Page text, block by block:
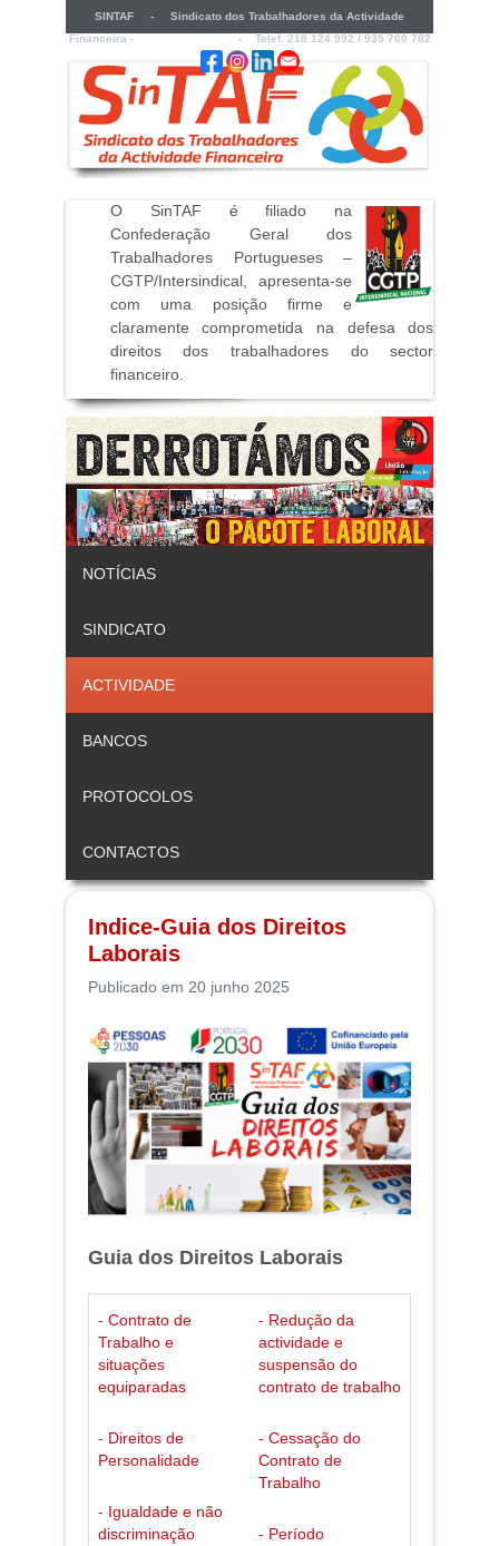
SINTAF - Sindicato dos Trabalhadores da Actividade
Financeira -
- Telef. 218 124 992 / 935 700 782
O SinTAF é filiado na
Confederação Geral dos
Trabalhadores Portugueses –
CGTP/Intersindical, apresenta-se
com uma posição firme e
claramente comprometida na defesa dos
direitos dos trabalhadores do sector
financeiro.
NOTÍCIAS
SINDICATO
ACTIVIDADE
BANCOS
PROTOCOLOS
CONTACTOS
Indice-Guia dos Direitos
Laborais
Publicado em 20 junho 2025
Guia dos Direitos Laborais
- Contrato de
Trabalho e
situações
equiparadas
- Direitos de
Personalidade
- Igualdade e não
discriminação
- Redução da
actividade e
suspensão do
contrato de trabalho
- Cessação do
Contrato de
Trabalho
- Período